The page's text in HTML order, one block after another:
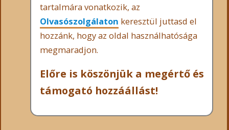
tartalmára vonatkozik, az
Olvasószolgálaton keresztül juttasd el
hozzánk, hogy az oldal használhatósága
megmaradjon.
Előre is köszönjük a megértő és
támogató hozzáállást!